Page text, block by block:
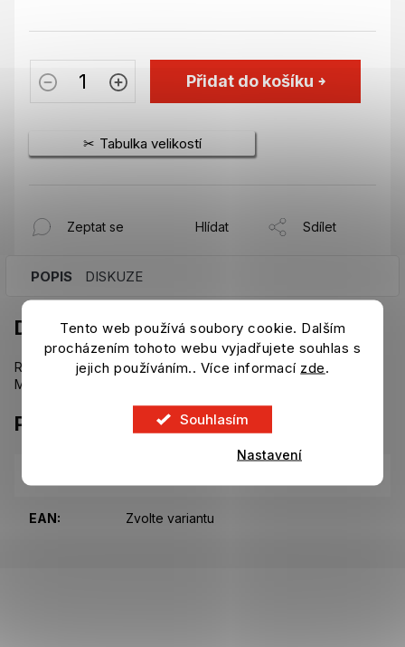
Tento web používá soubory cookie. Dalším
procházením tohoto webu vyjadřujete souhlas s
jejich používáním.. Více informací zde.
Souhlasím
Nastavení
Přidat do košíku
Tabulka velikostí
Zeptat se Hlídat Sdílet
POPIS DISKUZE
Detailní popis produktu
Replika domácího dresu Real Madrid pro sezónu 2024/25.
Materiál: 100% polyester.
Parametry
EAN: Zvolte variantu